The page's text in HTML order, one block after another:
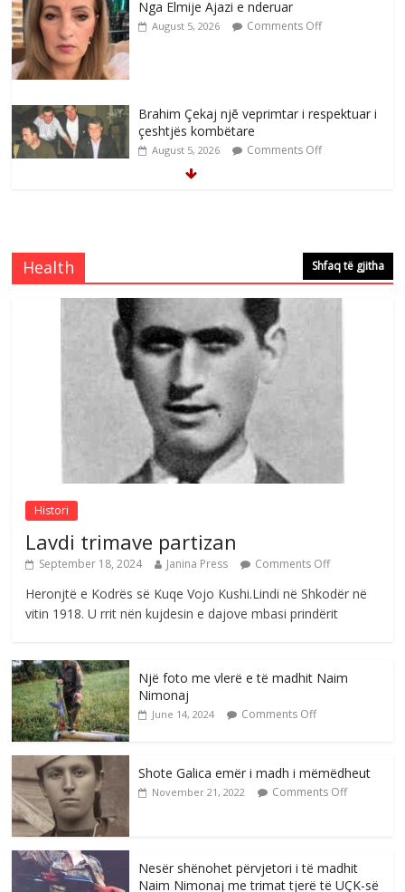
Nga Elmije Ajazi e nderuar
August 5, 2026 Comments Off
Brahim Çekaj njē veprimtar i respektuar i
çeshtjës kombëtare
August 5, 2026 Comments Off
e invalidëve në Fushë Kosovë
Comments Off
Çlirimtari Agron Gërvalla me takime pune
në atdhe të shoqerisë Levizja
August 3, 2026 Comments Off
Postim me vlera nga artistja e mirëfilltë
Mimoza Gjoni
August 6, 2026 Comments Off
Health Shfaq të gjitha
Histori
Lavdi trimave partizan
September 18, 2024 Janina Press Comments Off
Heronjtë e Kodrës së Kuqe Vojo Kushi.Lindi në Shkodër në
vitin 1918. U rrit nën kujdesin e dajove mbasi prindërit
Një foto me vlerë e të madhit Naim
Nimonaj
June 14, 2024 Comments Off
Shote Galica emër i madh i mëmëdheut
November 21, 2022 Comments Off
Nesër shënohet përvjetori i të madhit
Naim Nimonaj me trimat tjerë të UÇK-së